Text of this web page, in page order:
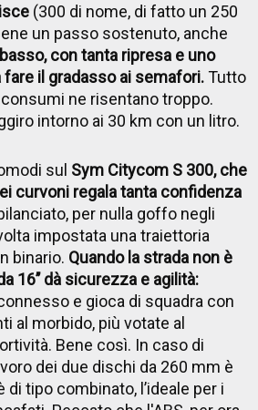
(300 di nome, di fatto un 250
un passo sostenuto, anche
con tanta ripresa e uno
il gradasso ai semafori.Tutto
ne risentano troppo.
intorno ai 30 km con un litro.
sul Sym Citycom S 300, che
curvoni regala tanta confidenza
bilanciato, per nulla goffo negli
impostata una traiettoria
binario. Quando la strada non è
16’’ dà sicurezza e agilità:
e gioca di squadra con
al morbido, più votate al
Bene così. In caso di
dei due dischi da 260 mm è
tipo combinato, l’ideale per i